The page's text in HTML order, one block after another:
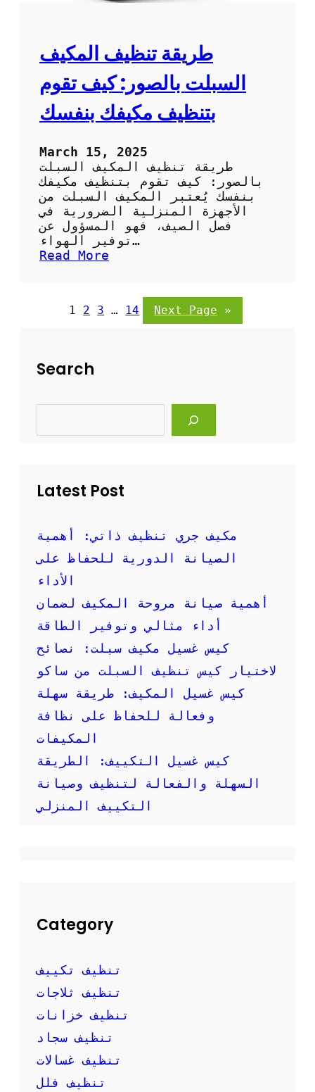
ر
د
ح
ر
ا
و
ي
ل
ص
ر
:
خ
س
طريقة تنظيف المكيف
السبلت بالصور: كيف تقوم
بتنظيف مكيفك بنفسك
March 15, 2025
طريقة تنظيف المكيف السبلت
بالصور: كيف تقوم بتنظيف مكيفك
بنفسك يُعتبر المكيف السبلت من
الأجهزة المنزلية الضرورية في
فصل الصيف، فهو المسؤول عن
توفير الهواء…
Read More
ق
ف
ل
ف
س
ب
ل
ا
ل
و
ر
ك
ي
ق
م
ت
ي
ف
ن
ف
س
ك
1 2 3 … 14 Next Page »
Search
Latest Post
مكيف جري تنظيف ذاتي: أهمية
الصيانة الدورية للحفاظ على
الأداء
أهمية صيانة مروحة المكيف لضمان
أداء مثالي وتوفير الطاقة
كيس غسيل مكيف سبلت: نصائح
لاختيار كيس تنظيف السبلت من ساكو
كيس غسيل المكيف: طريقة سهلة
وفعالة للحفاظ على نظافة
المكيفات
كيس غسيل التكييف: الطريقة
السهلة والفعالة لتنظيف وصيانة
التكييف المنزلي
Category
تنظيف تكييف
تنظيف ثلاجات
تنظيف خزانات
تنظيف سجاد
تنظيف غسالات
تنظيف فلل